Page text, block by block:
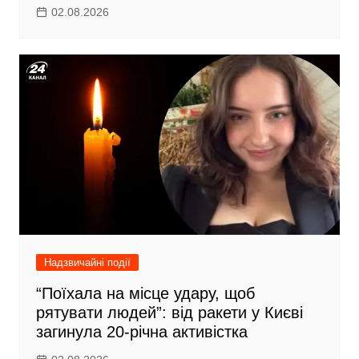
02.08.2026
Надзвичайні події
“Поїхала на місце удару, щоб
рятувати людей”: від ракети у Києві
загинула 20-річна активістка